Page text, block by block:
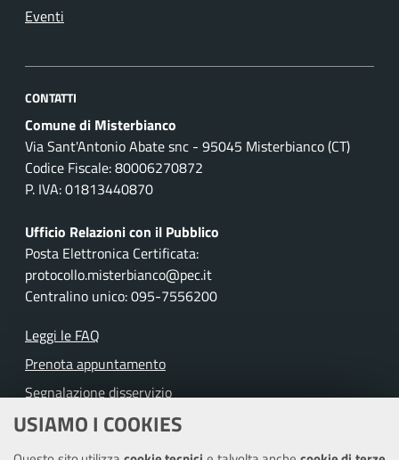
USIAMO I COOKIES
Eventi
CONTATTI
Comune di Misterbianco
Via Sant'Antonio Abate snc - 95045 Misterbianco (CT)
Codice Fiscale: 80006270872
P. IVA: 01813440870
Ufficio Relazioni con il Pubblico
Posta Elettronica Certificata:
protocollo.misterbianco@pec.it
Centralino unico: 095-7556200
Leggi le FAQ
Prenota appuntamento
Segnalazione disservizio
Richiesta assistenza